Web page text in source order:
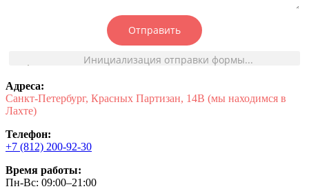
Отправить
Инициализация отправки формы...
Адреса:
Санкт-Петербург, Красных Партизан, 14В (мы находимся в
Лахте)
Телефон:
+7 (812) 200-92-30
Время работы:
Пн-Вс: 09:00–21:00